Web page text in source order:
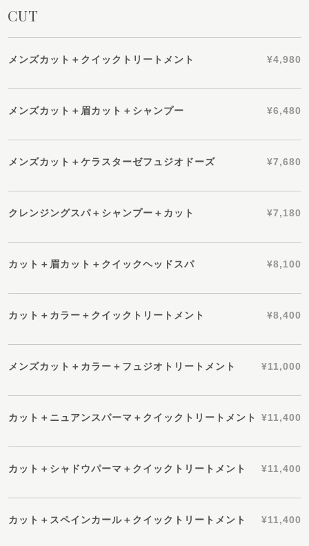
CUT
メンズカット＋クイックトリートメント ¥4,980
メンズカット＋眉カット＋シャンプー ¥6,480
メンズカット＋ケラスターゼフュジオドーズ ¥7,680
クレンジングスパ＋シャンプー＋カット ¥7,180
カット＋眉カット＋クイックヘッドスパ ¥8,100
カット＋カラー＋クイックトリートメント ¥8,400
メンズカット＋カラー＋フュジオトリートメント ¥11,000
カット＋ニュアンスパーマ＋クイックトリートメント ¥11,400
カット＋シャドウパーマ＋クイックトリートメント ¥11,400
カット＋スペインカール＋クイックトリートメント ¥11,400